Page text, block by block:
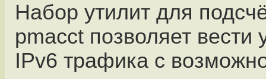
Набор утилит для
pmacct позволяет вести
IPv6 трафика с